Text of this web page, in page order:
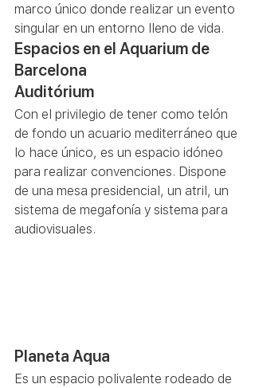
marco único donde realizar un evento
singular en un entorno lleno de vida.
Espacios en el Aquarium de
Barcelona
Auditórium
Con el privilegio de tener como telón
de fondo un acuario mediterráneo que
lo hace único, es un espacio idóneo
para realizar convenciones. Dispone
de una mesa presidencial, un atril, un
sistema de megafonía y sistema para
audiovisuales.
Planeta Aqua
Es un espacio polivalente rodeado de